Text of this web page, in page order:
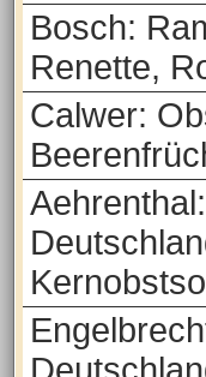
Bosch:
Renette,
Calwer:
Aehrenthal: